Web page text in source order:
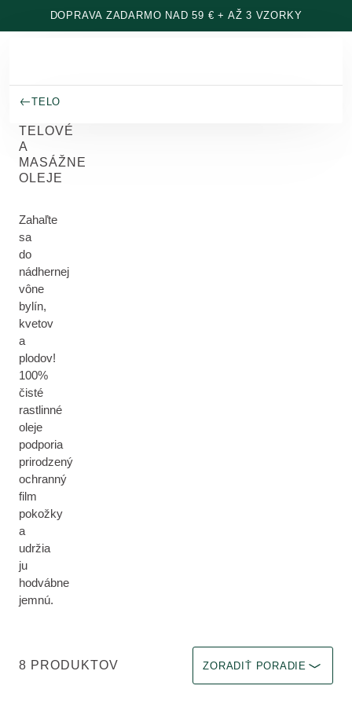
Prejsť na hlavný obsah
DOPRAVA ZADARMO NAD 59 € + AŽ 3 VZORKY
TELO
TELOVÉ
A
MASÁŽNE
OLEJE
Zahaľte
sa
do
nádhernej
vône
bylín,
kvetov
a
plodov!
100%
čisté
rastlinné
oleje
podporia
prirodzený
ochranný
film
pokožky
a
udržia
ju
hodvábne
jemnú.
8 PRODUKTOV ZORADIŤ PORADIE